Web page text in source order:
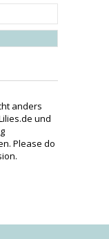
anders
und
Please do